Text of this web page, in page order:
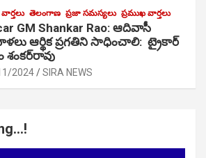
తెలంగాణ ప్రజా సమస్యలు ప్రముఖ వార్తలు
GM Shankar Rao: ఆదివాసీ
ఆర్థిక ప్రగతిని సాధించాలి: ట్రైకార్
శంకర్‌రావు
2024 SIRA NEWS